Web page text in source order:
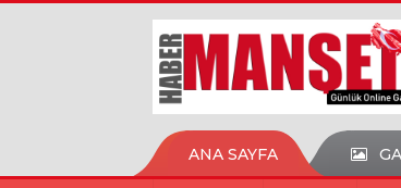
ANA SAYFA